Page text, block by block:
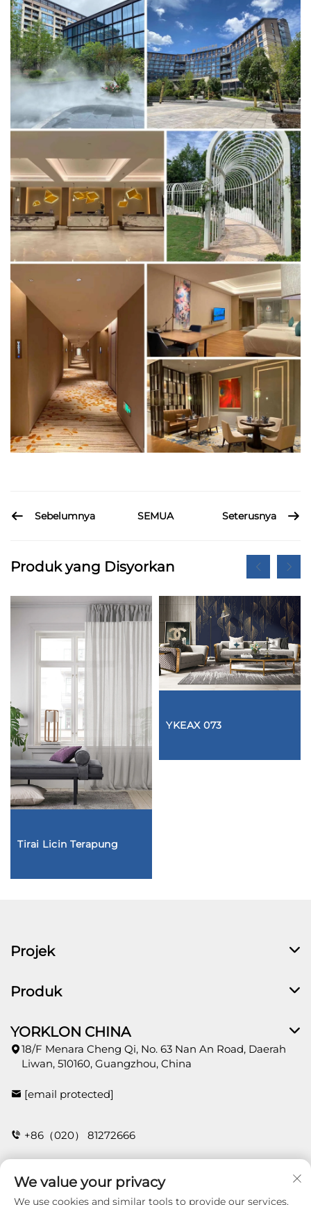
Sebelumnya SEMUA Seterusnya
Produk yang Disyorkan
Tirai Licin Terapung
YKEAX 073
Projek
Produk
YORKLON CHINA
18/F Menara Cheng Qi, No. 63 Nan An Road, Daerah
Liwan, 510160, Guangzhou, China
[email protected]
+86（020） 81272666
HUBUNGI
We value your privacy
We use cookies and similar tools to provide our services.